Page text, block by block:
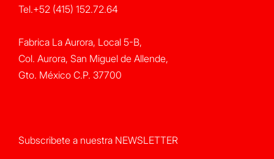
Tel.+52 (415) 152.72.64
Fabrica La Aurora, Local 5-B,
Col. Aurora, San Miguel de Allende,
Gto. México C.P. 37700
Subscribete a nuestra NEWSLETTER